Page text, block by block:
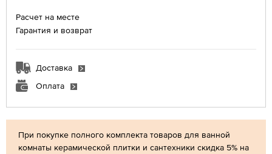
При покупке полного комплекта товаров для ванной
комнаты керамической плитки и сантехники скидка 5% на
Расчет на месте
Гарантия и возврат
Доставка
Оплата